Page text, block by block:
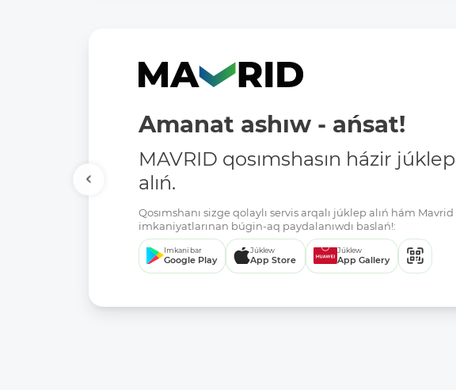
Amanat ashıw - ańsat!
MAVRID qosımshasın házir júklep
alıń.
Qosımshanı sizge qolaylı servis arqalı júklep alıń hám Mavrid
imkaniyatlarınan búgin-aq paydalanıwdı baslań!:
Imkani bar
Google Play
Júklew
App Store
Júklew
App Gallery